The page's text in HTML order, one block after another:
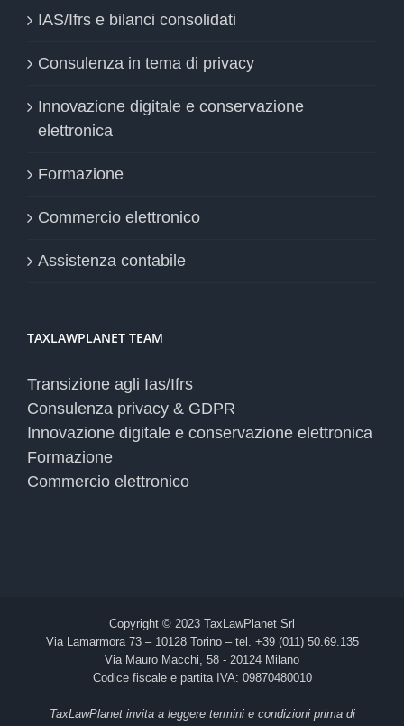
IAS/Ifrs e bilanci consolidati
Consulenza in tema di privacy
Innovazione digitale e conservazione
elettronica
Formazione
Commercio elettronico
Assistenza contabile
TAXLAWPLANET TEAM
Transizione agli Ias/Ifrs
Consulenza privacy & GDPR
Innovazione digitale e conservazione elettronica
Formazione
Commercio elettronico
Copyright © 2023 TaxLawPlanet Srl
Via Lamarmora 73 – 10128 Torino – tel. +39 (011) 50.69.135
Via Mauro Macchi, 58 - 20124 Milano
Codice fiscale e partita IVA: 09870480010
TaxLawPlanet invita a leggere termini e condizioni prima di